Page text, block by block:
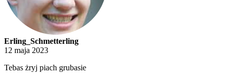
Erling_Schmetterling
12 maja 2023
Tebas żryj piach grubasie